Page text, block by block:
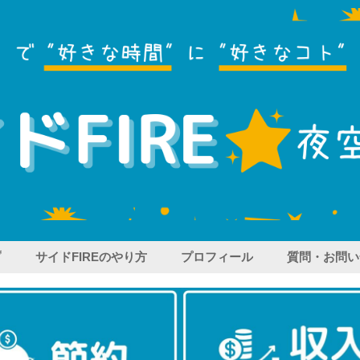
サイドFIREのやり方 プロフィール 質問・お問